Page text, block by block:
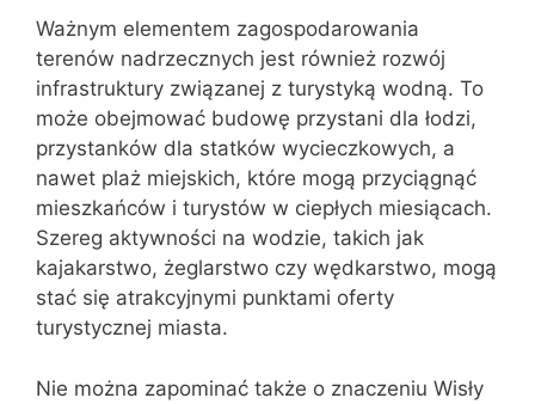
Ważnym elementem zagospodarowania
terenów nadrzecznych jest również rozwój
infrastruktury związanej z turystyką wodną. To
może obejmować budowę przystani dla łodzi,
przystanków dla statków wycieczkowych, a
nawet plaż miejskich, które mogą przyciągnąć
mieszkańców i turystów w ciepłych miesiącach.
Szereg aktywności na wodzie, takich jak
kajakarstwo, żeglarstwo czy wędkarstwo, mogą
stać się atrakcyjnymi punktami oferty
turystycznej miasta.
Nie można zapominać także o znaczeniu Wisły